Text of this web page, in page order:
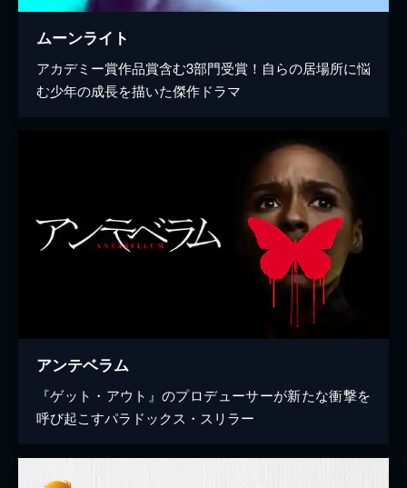
ムーンライト
アカデミー賞作品賞含む3部門受賞！自らの居場所に悩
む少年の成長を描いた傑作ドラマ
アンテベラム
『ゲット・アウト』のプロデューサーが新たな衝撃を
呼び起こすパラドックス・スリラー